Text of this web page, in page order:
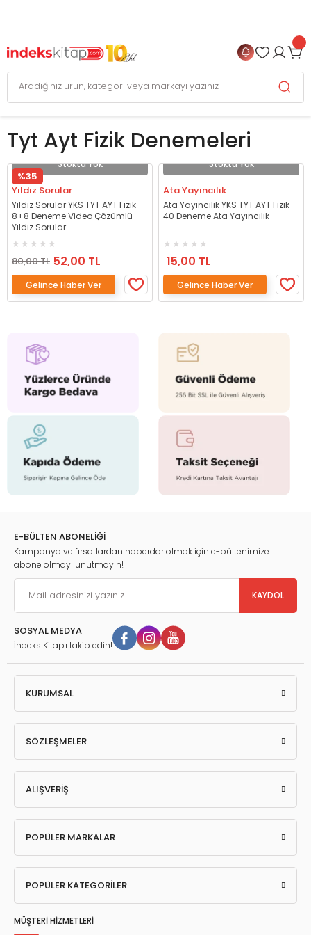
Tyt Ayt Fizik Denemeleri
Stokta Yok
%35
Yıldız Sorular
Yıldız Sorular YKS TYT AYT Fizik
8+8 Deneme Video Çözümlü
Yıldız Sorular
80,00 TL 52,00 TL
Gelince Haber Ver
Stokta Yok
Ata Yayıncılık
Ata Yayıncılık YKS TYT AYT Fizik
40 Deneme Ata Yayıncılık
15,00 TL
Gelince Haber Ver
E-BÜLTEN ABONELİĞİ
Kampanya ve fırsatlardan haberdar olmak için e-bültenimize
abone olmayı unutmayın!
KAYDOL
SOSYAL MEDYA
İndeks Kitap'ı takip edin!
KURUMSAL
SÖZLEŞMELER
ALIŞVERİŞ
POPÜLER MARKALAR
POPÜLER KATEGORİLER
MÜŞTERİ HİZMETLERİ